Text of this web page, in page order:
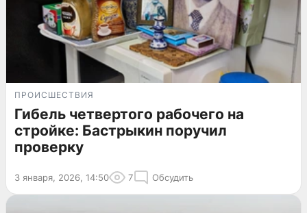
ПРОИСШЕСТВИЯ
Гибель четвертого рабочего на
стройке: Бастрыкин поручил
проверку
3 января, 2026, 14:50 7 Обсудить